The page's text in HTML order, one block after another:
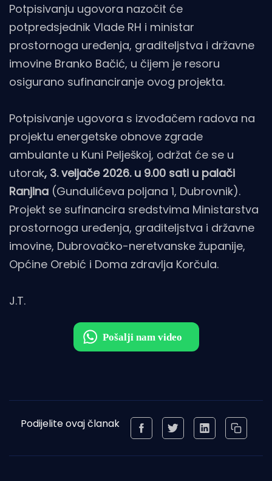
Potpisivanju ugovora nazočit će
potpredsjednik Vlade RH i ministar
prostornoga uređenja, graditeljstva i državne
imovine Branko Bačić, u čijem je resoru
osigurano sufinanciranje ovog projekta.
Potpisivanje ugovora s izvođačem radova na
projektu energetske obnove zgrade
ambulante u Kuni Pelješkoj, održat će se u
utorak, 3. veljače 2026. u 9.00 sati u palači
Ranjina (Gundulićeva poljana 1, Dubrovnik).
Projekt se sufinancira sredstvima Ministarstva
prostornoga uređenja, graditeljstva i državne
imovine, Dubrovačko-neretvanske županije,
Općine Orebić i Doma zdravlja Korčula.
J.T.
Podijelite ovaj članak